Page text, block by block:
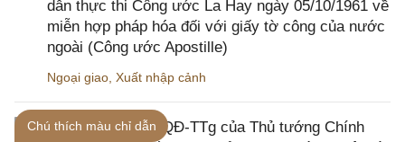
dẫn thực thi Công ước La Hay ngày 05/10/1961 về
miễn hợp pháp hóa đối với giấy tờ công của nước
ngoài (Công ước Apostille)
Ngoại giao Xuất nhập cảnh
Quyết định 1382/QĐ-TTg của Thủ tướng Chính
Chú thích màu chỉ dẫn